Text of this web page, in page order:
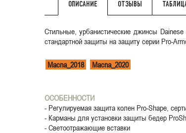
ОПИСАНИЕ ОТЗЫВЫ
Стильные, урбанистические джинсы
стандартной защиты на защиту серии Pro-
Macna_2018 Macna_2020
ОСОБЕННОСТИ
- Регулируемая защита колен Pro-Shape,
- Карманы для установки защиты бедер
- Светоотражающие вставки